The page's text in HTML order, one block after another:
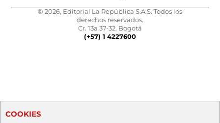
© 2026, Editorial La República S.A.S. Todos los
derechos reservados.
Cr. 13a 37-32, Bogotá
(+57) 1 4227600
COOKIES